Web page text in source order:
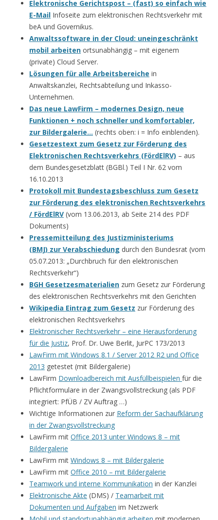
Elektronische Gerichtspost – (fast) so einfach wie
E-Mail Infoseite zum elektronischen Rechtsverkehr mit
beA und Governikus.
Anwaltssoftware in der Cloud: uneingeschränkt
mobil arbeiten ortsunabhängig – mit eigenem
(private) Cloud Server.
Lösungen für alle Arbeitsbereiche in
Anwaltskanzlei, Rechtsabteilung und Inkasso-
Unternehmen.
Das neue LawFirm – modernes Design, neue
Funktionen + noch schneller und komfortabler,
zur Bildergalerie… (rechts oben: i = Info einblenden).
Gesetzestext zum Gesetz zur Förderung des
Elektronischen Rechtsverkehrs (FördElRV) – aus
dem Bundesgesetzblatt (BGBl.) Teil I Nr. 62 vom
16.10.2013
Protokoll mit Bundestagsbeschluss zum Gesetz
zur Förderung des elektronischen Rechtsverkehrs
/ FördElRV (vom 13.06.2013, ab Seite 214 des PDF
Dokuments)
Pressemitteilung des Justizministeriums
(BMJ) zur Verabschiedung durch den Bundesrat (vom
05.07.2013: „Durchbruch für den elektronischen
Rechtsverkehr“)
BGH Gesetzesmaterialien zum Gesetz zur Förderung
des elektronischen Rechtsverkehrs mit den Gerichten
Wikipedia Eintrag zum Gesetz zur Förderung des
elektronischen Rechtsverkehrs
Elektronischer Rechtsverkehr – eine Herausforderung
für die Justiz, Prof. Dr. Uwe Berlit, JurPC 173/2013
LawFirm mit Windows 8.1 / Server 2012 R2 und Office
2013 getestet (mit Bildergalerie)
LawFirm Downloadbereich mit Ausfüllbeispielen für die
Pflichtformulare in der Zwangsvollstreckung (als PDF
integriert: PfÜB / ZV Auftrag …)
Wichtige Informationen zur Reform der Sachaufklärung
in der Zwangsvollstreckung
LawFirm mit Office 2013 unter Windows 8 – mit
Bildergalerie
LawFirm mit Windows 8 – mit Bildergalerie
LawFirm mit Office 2010 – mit Bildergalerie
Teamwork und interne Kommunikation in der Kanzlei
Elektronische Akte (DMS) / Teamarbeit mit
Dokumenten und Aufgaben im Netzwerk